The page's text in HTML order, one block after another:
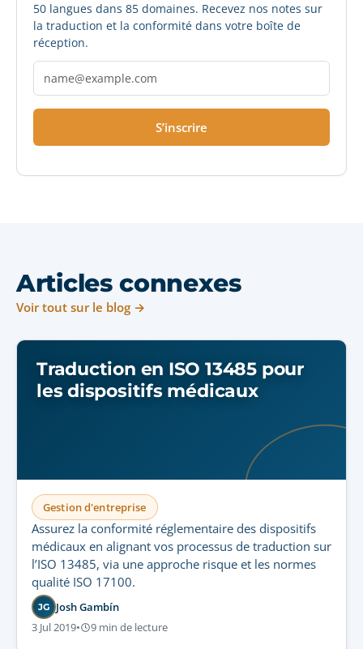
50 langues dans 85 domaines. Recevez nos notes sur
la traduction et la conformité dans votre boîte de
réception.
S’inscrire
Articles connexes
Voir tout sur le blog →
Traduction en ISO 13485 pour
les dispositifs médicaux
Gestion d'entreprise
Assurez la conformité réglementaire des dispositifs
médicaux en alignant vos processus de traduction sur
l’ISO 13485, via une approche risque et les normes
qualité ISO 17100.
JG Josh Gambín
3 Jul 2019• 9 min de lecture